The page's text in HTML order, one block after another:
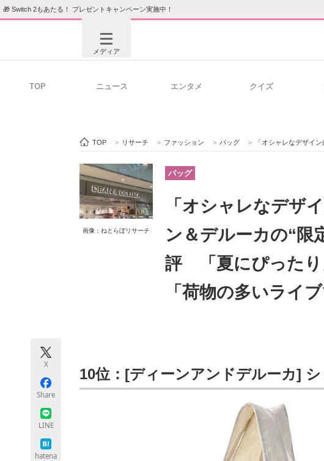
🎁 Switch 2もあたる！ プレゼントキャンペーン実施中！
メディア
ビジネスと働き方のヒント
企業向けIT製品の総合サイト
モノづくり技術者専門サイト エレクトロニクス専門サイト
TOP ニュース エンタメ クイズ
TOP > リサーチ > ファッション > バッグ > 「オシャレなデザインに一目惚れ」 デ
画像：ねとらぼリサーチ
バッグ
「オシャレなデザ
ン＆デルーカの“限
評 「夏にぴったり
「荷物の多いライブ
X
Share
LINE
hatena
10位：[ディーンアンドデルーカ]